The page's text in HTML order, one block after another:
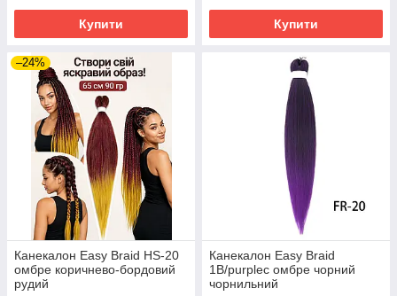
Купити Купити
–24%
Канекалон Easy Braid HS-20
омбре коричнево-бордовий
рудий
Канекалон Easy Braid
1В/purpleс омбре чорний
чорнильний